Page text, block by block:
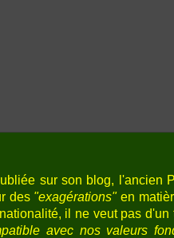
sur son blog, l'ancien
des "exagérations"en
il ne veut pas
avec nos valeurs